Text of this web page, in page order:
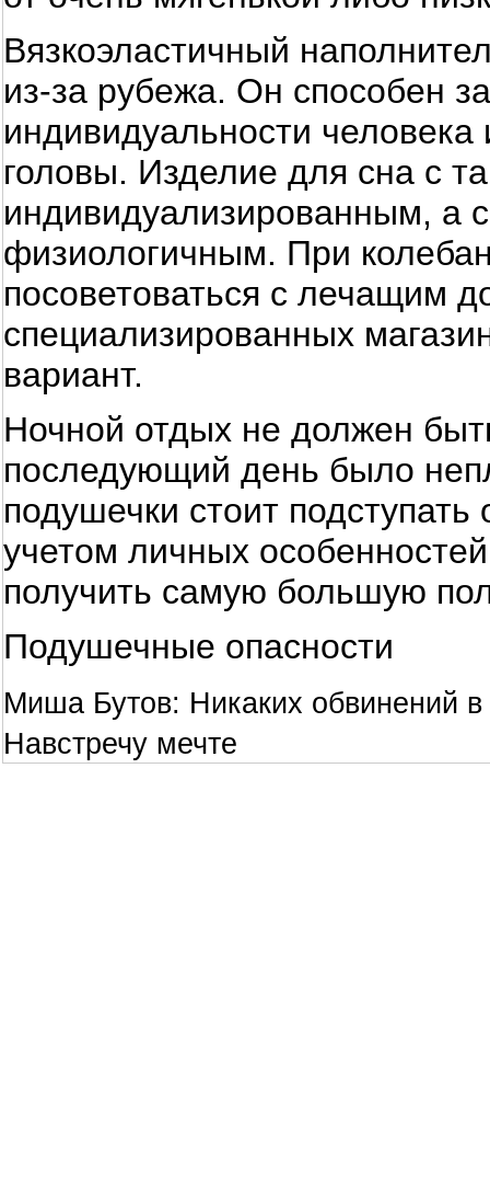
Вязкоэластичный
из-за рубежа. Он способен
индивидуальности
головы. Изделие для сна с
индивидуализированным, а
физиологичным. При
посоветоваться с лечащим
специализированных
вариант.
Ночной отдых не должен
последующий день было
подушечки стоит
учетом личных
получить самую большую
Подушечные опасности
Миша Бутов: Никаких обвинений
Навстречу мечте